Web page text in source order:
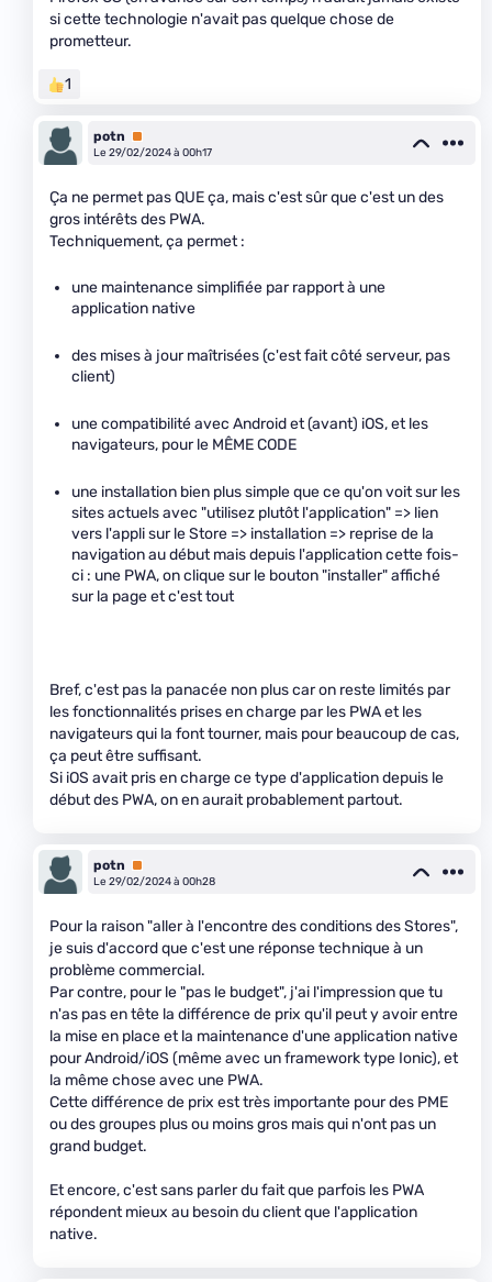
si cette technologie n'avait pas quelque chose de
prometteur.
1
potn
Premium
Le 29/02/2024 à 00h17
Ça ne permet pas QUE ça, mais c'est sûr que c'est un des
gros intérêts des PWA.
Techniquement, ça permet :
une maintenance simplifiée par rapport à une
application native
des mises à jour maîtrisées (c'est fait côté serveur, pas
client)
une compatibilité avec Android et (avant) iOS, et les
navigateurs, pour le MÊME CODE
une installation bien plus simple que ce qu'on voit sur les
sites actuels avec "utilisez plutôt l'application" => lien
vers l'appli sur le Store => installation => reprise de la
navigation au début mais depuis l'application cette fois-
ci : une PWA, on clique sur le bouton "installer" affiché
sur la page et c'est tout
Bref, c'est pas la panacée non plus car on reste limités par
les fonctionnalités prises en charge par les PWA et les
navigateurs qui la font tourner, mais pour beaucoup de cas,
ça peut être suffisant.
Si iOS avait pris en charge ce type d'application depuis le
début des PWA, on en aurait probablement partout.
potn
Premium
Le 29/02/2024 à 00h28
Pour la raison "aller à l'encontre des conditions des Stores",
je suis d'accord que c'est une réponse technique à un
problème commercial.
Par contre, pour le "pas le budget", j'ai l'impression que tu
n'as pas en tête la différence de prix qu'il peut y avoir entre
la mise en place et la maintenance d'une application native
pour Android/iOS (même avec un framework type Ionic), et
la même chose avec une PWA.
Cette différence de prix est très importante pour des PME
ou des groupes plus ou moins gros mais qui n'ont pas un
grand budget.
Et encore, c'est sans parler du fait que parfois les PWA
répondent mieux au besoin du client que l'application
native.